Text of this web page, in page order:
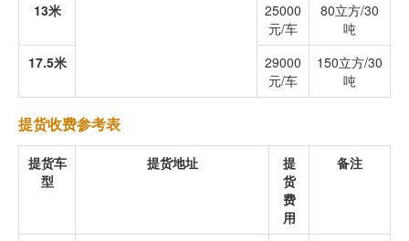
13米
25000
元/车
80立方/30
吨
17.5米
29000
元/车
150立方/30
吨
提货收费参考表
提货车
型
提货地址
提
货
费
用
备注